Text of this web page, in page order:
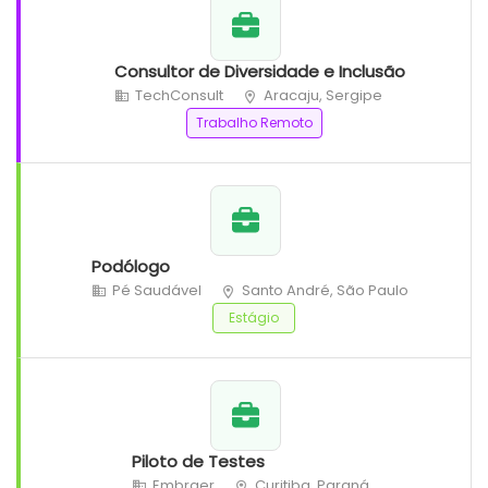
Consultor de Diversidade e Inclusão
TechConsult Aracaju, Sergipe
Trabalho Remoto
Podólogo
Pé Saudável Santo André, São Paulo
Estágio
Piloto de Testes